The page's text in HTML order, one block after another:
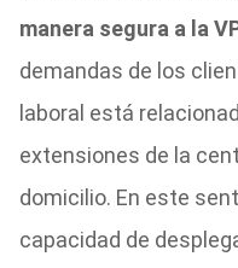
manera segura a la
demandas de los
laboral está
extensiones de la
domicilio. En este
capacidad de